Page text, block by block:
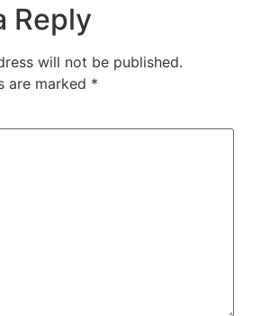
Reply
will not be published.
are marked *